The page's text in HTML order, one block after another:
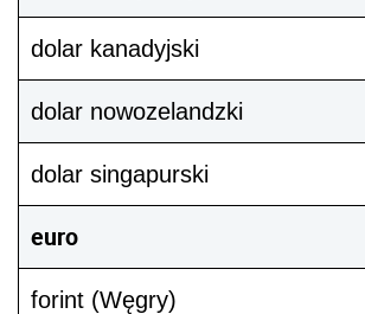
dolar kanadyjski
dolar nowozelandzki
dolar singapurski
euro
forint (Węgry)